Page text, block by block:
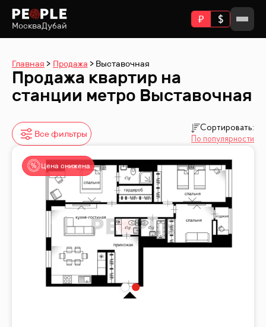
МоскваДубай
Главная Продажа Выставочная
Продажа квартир на
станции метро Выставочная
Все фильтры
Сортировать:
По популярности
Цена снижена